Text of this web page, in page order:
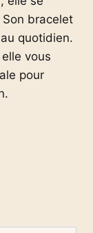
bracelet
quotidien.
vous
pour